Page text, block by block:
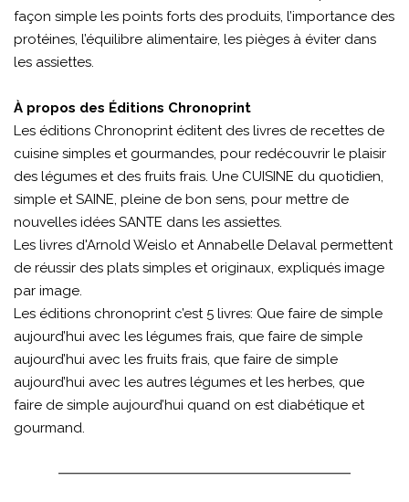
façon simple les points forts des produits, l’importance des
protéines, l’équilibre alimentaire, les pièges à éviter dans
les assiettes.
À propos des Éditions Chronoprint
Les éditions Chronoprint éditent des livres de recettes de
cuisine simples et gourmandes, pour redécouvrir le plaisir
des légumes et des fruits frais. Une CUISINE du quotidien,
simple et SAINE, pleine de bon sens, pour mettre de
nouvelles idées SANTE dans les assiettes.
Les livres d'Arnold Weislo et Annabelle Delaval permettent
de réussir des plats simples et originaux, expliqués image
par image.
Les éditions chronoprint c’est 5 livres: Que faire de simple
aujourd’hui avec les légumes frais, que faire de simple
aujourd’hui avec les fruits frais, que faire de simple
aujourd’hui avec les autres légumes et les herbes, que
faire de simple aujourd’hui quand on est diabétique et
gourmand.